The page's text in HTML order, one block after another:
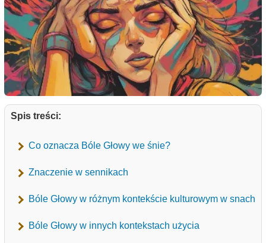
Spis treści:
Co oznacza Bóle Głowy we śnie?
Znaczenie w sennikach
Bóle Głowy w różnym kontekście kulturowym w snach
Bóle Głowy w innych kontekstach użycia